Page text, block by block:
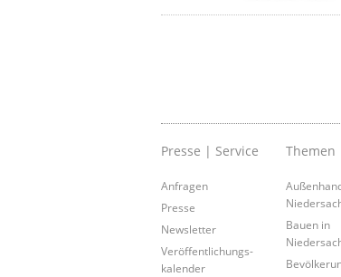
Presse | Service
Anfragen
Presse
Newsletter
Veröffentlichungs-
kalender
Themen
Bauen in